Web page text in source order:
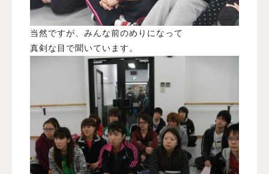
当然ですが、みんな前のめりになって
真剣な目で聞いています。